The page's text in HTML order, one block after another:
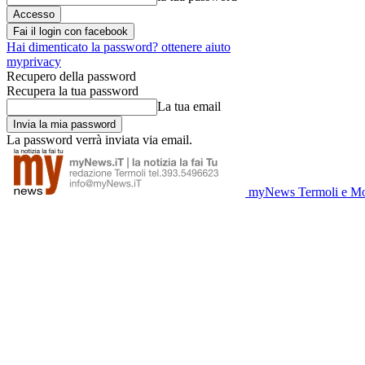
Fai il login con facebook
Hai dimenticato la password? ottenere aiuto
myprivacy
Recupero della password
Recupera la tua password
La tua email
La password verrà inviata via email.
myNews Termoli e